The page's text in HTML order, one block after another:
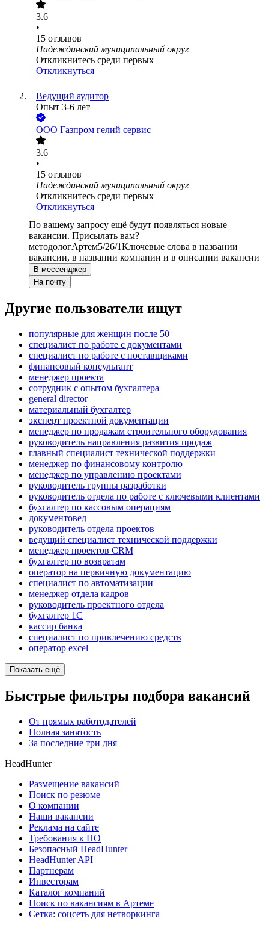
3.6
•
15 отзывов
Надеждинский муниципальный округ
Откликнитесь среди первых
Откликнуться
Ведущий аудитор
Опыт 3-6 лет
ООО Газпром гелий сервис
3.6
•
15 отзывов
Надеждинский муниципальный округ
Откликнитесь среди первых
Откликнуться
По вашему запросу ещё будут появляться новые
вакансии. Присылать вам?
методологАртем5/26/1Ключевые слова в названии
вакансии, в названии компании и в описании вакансии
В мессенджер
На почту
Другие пользователи ищут
популярные для женщин после 50
специалист по работе с документами
специалист по работе с поставщиками
финансовый консультант
менеджер проекта
сотрудник с опытом бухгалтера
general director
материальный бухгалтер
эксперт проектной документации
менеджер по продажам строительного оборудования
руководитель направления развития продаж
главный специалист технической поддержки
менеджер по финансовому контролю
менеджер по управлению проектами
руководитель группы разработки
руководитель отдела по работе с ключевыми клиентами
бухгалтер по кассовым операциям
документовед
руководитель отдела проектов
ведущий специалист технической поддержки
менеджер проектов CRM
бухгалтер по возвратам
оператор на первичную документацию
специалист по автоматизации
менеджер отдела кадров
руководитель проектного отдела
бухгалтер 1C
кассир банка
специалист по привлечению средств
оператор excel
Показать ещё
Быстрые фильтры подбора вакансий
От прямых работодателей
Полная занятость
За последние три дня
HeadHunter
Размещение вакансий
Поиск по резюме
О компании
Наши вакансии
Реклама на сайте
Требования к ПО
Безопасный HeadHunter
HeadHunter API
Партнерам
Инвесторам
Каталог компаний
Поиск по вакансиям в Артеме
Сетка: соцсеть для нетворкинга